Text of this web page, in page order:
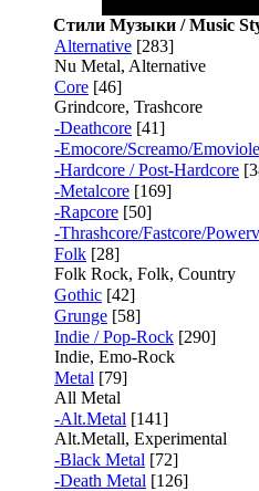
Стили Музыки / Music
Alternative [283]
Nu Metal, Alternative
Core [46]
Grindcore, Trashcore
-Deathcore [41]
-Emocore/Screamo/
-Hardcore / Post-Hardcore
-Metalcore [169]
-Rapcore [50]
-Thrashcore/Fastcore/
Folk [28]
Folk Rock, Folk, Country
Gothic [42]
Grunge [58]
Indie / Pop-Rock [290]
Indie, Emo-Rock
Metal [79]
All Metal
-Alt.Metal [141]
Alt.Metall, Experimental
-Black Metal [72]
-Death Metal [126]